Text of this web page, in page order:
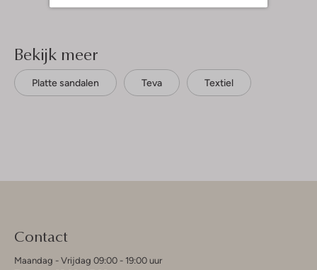
Bekijk meer
Platte sandalen Teva Textiel
Contact
Maandag - Vrijdag 09:00 - 19:00 uur